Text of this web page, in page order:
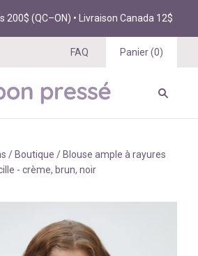
200$ (QC–ON) • Livraison Canada 12$
FAQ Panier(0)
/ Boutique / Blouse ample à rayures
- crème, brun, noir